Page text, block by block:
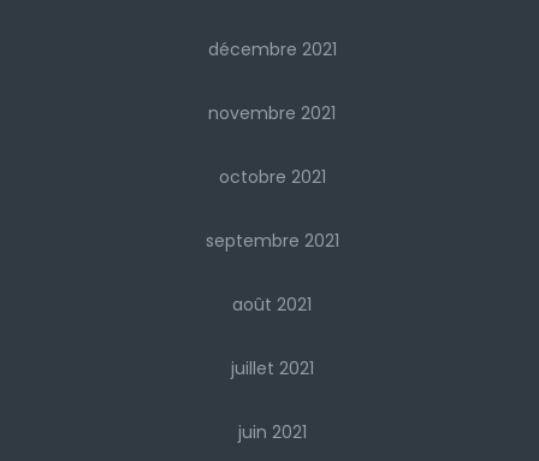
décembre 2021
novembre 2021
octobre 2021
septembre 2021
août 2021
juillet 2021
juin 2021